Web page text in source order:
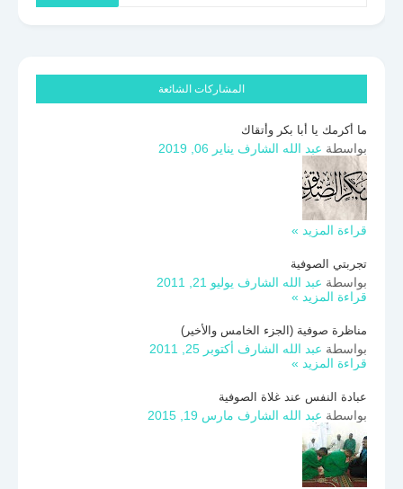
المشاركات الشائعة
ما أكرمك يا أبا بكر وأتقاك
بواسطة عبد الله الشارف يناير 06, 2019
قراءة المزيد »
تجربتي الصوفية
بواسطة عبد الله الشارف يوليو 21, 2011
قراءة المزيد »
مناظرة صوفية (الجزء الخامس والأخير)
بواسطة عبد الله الشارف أكتوبر 25, 2011
قراءة المزيد »
عبادة النفس عند غلاة الصوفية
بواسطة عبد الله الشارف مارس 19, 2015